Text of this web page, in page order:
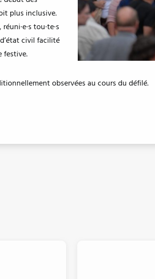
plus inclusive.
tou·te·s
civil facilité
festive.
observées au cours du défilé.